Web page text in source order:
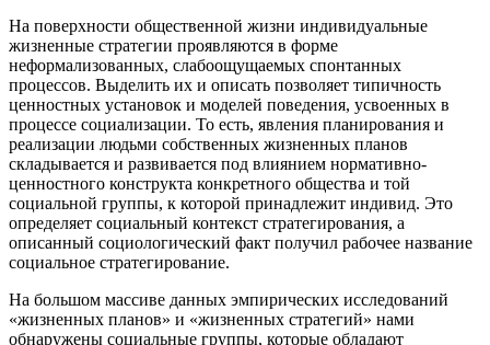
На поверхности общественной жизни индивидуальные
жизненные стратегии проявляются в форме
неформализованных, слабоощущаемых спонтанных
процессов. Выделить их и описать позволяет типичность
ценностных установок и моделей поведения, усвоенных в
процессе социализации. То есть, явления планирования и
реализации людьми собственных жизненных планов
складывается и развивается под влиянием нормативно-
ценностного конструкта конкретного общества и той
социальной группы, к которой принадлежит индивид. Это
определяет социальный контекст стратегирования, а
описанный социологический факт получил рабочее название
социальное стратегирование.
На большом массиве данных эмпирических исследований
«жизненных планов» и «жизненных стратегий» нами
обнаружены социальные группы, которые обладают